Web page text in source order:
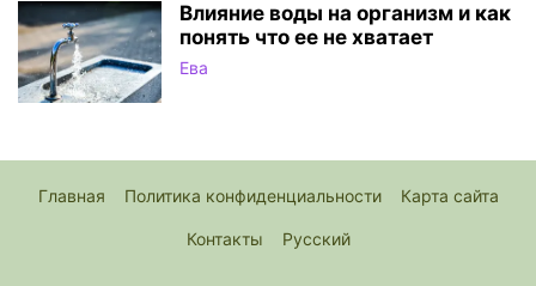
Влияние воды на организм и как
понять что ее не хватает
Ева
Главная Политика конфиденциальности Карта сайта
Контакты Русский